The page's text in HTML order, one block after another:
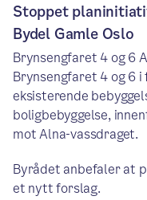
Stoppet
Bydel Gamle Oslo
Brynsengfaret 4 og 6
Brynsengfaret 4 og 6
eksisterende
boligbebyggelse,
mot Alna-vassdraget.
Byrådet anbefaler at
et nytt forslag.